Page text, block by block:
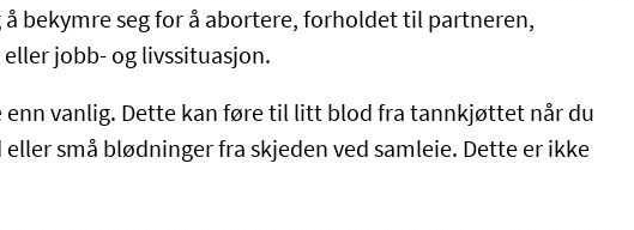
å bekymre seg for å abortere, forholdet til partneren,
jobb- og livssituasjon.
enn vanlig. Dette kan føre til litt blod fra tannkjøttet når du
eller små blødninger fra skjeden ved samleie. Dette er ikke